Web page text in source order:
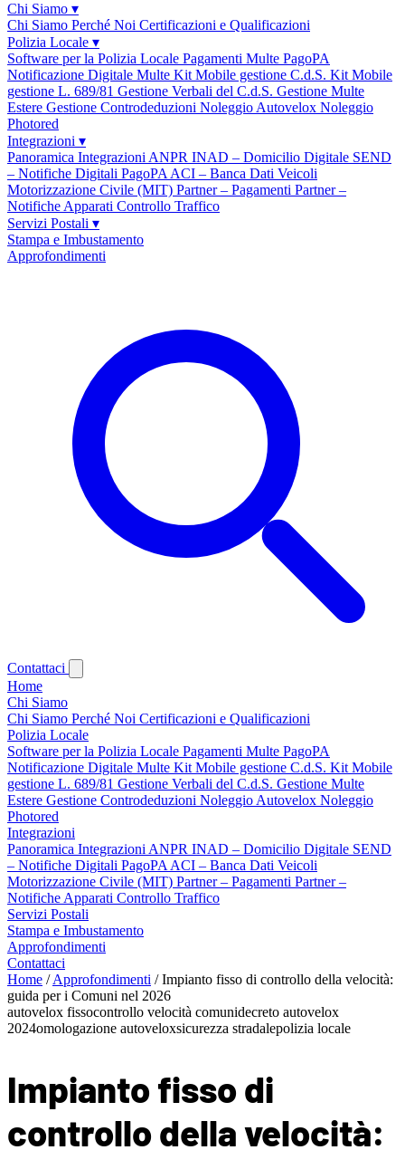
Chi Siamo ▾
Chi Siamo Perché Noi Certificazioni e Qualificazioni
Polizia Locale ▾
Software per la Polizia Locale Pagamenti Multe PagoPA
Notificazione Digitale Multe Kit Mobile gestione C.d.S. Kit Mobile
gestione L. 689/81 Gestione Verbali del C.d.S. Gestione Multe
Estere Gestione Controdeduzioni Noleggio Autovelox Noleggio
Photored
Integrazioni ▾
Panoramica Integrazioni ANPR INAD – Domicilio Digitale SEND
– Notifiche Digitali PagoPA ACI – Banca Dati Veicoli
Motorizzazione Civile (MIT) Partner – Pagamenti Partner –
Notifiche Apparati Controllo Traffico
Servizi Postali ▾
Stampa e Imbustamento
Approfondimenti
Contattaci
Home
Chi Siamo
Chi Siamo Perché Noi Certificazioni e Qualificazioni
Polizia Locale
Software per la Polizia Locale Pagamenti Multe PagoPA
Notificazione Digitale Multe Kit Mobile gestione C.d.S. Kit Mobile
gestione L. 689/81 Gestione Verbali del C.d.S. Gestione Multe
Estere Gestione Controdeduzioni Noleggio Autovelox Noleggio
Photored
Integrazioni
Panoramica Integrazioni ANPR INAD – Domicilio Digitale SEND
– Notifiche Digitali PagoPA ACI – Banca Dati Veicoli
Motorizzazione Civile (MIT) Partner – Pagamenti Partner –
Notifiche Apparati Controllo Traffico
Servizi Postali
Stampa e Imbustamento
Approfondimenti
Contattaci
Home / Approfondimenti / Impianto fisso di controllo della velocità:
guida per i Comuni nel 2026
autovelox fissocontrollo velocità comunidecreto autovelox
2024omologazione autoveloxsicurezza stradalepolizia locale
Impianto fisso di
controllo della velocità: